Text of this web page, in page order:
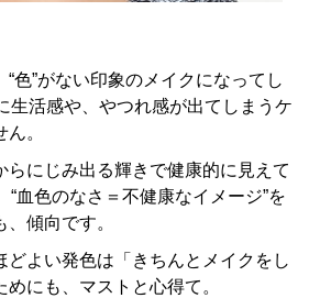
色”がない印象のメイクになってし
生活感や、やつれ感が出てしまうケ
。
らにじみ出る輝きで健康的に見えて
“血色のなさ＝不健康なイメージ”を
傾向です。
どよい発色は「きちんとメイクをし
にも、マストと心得て。